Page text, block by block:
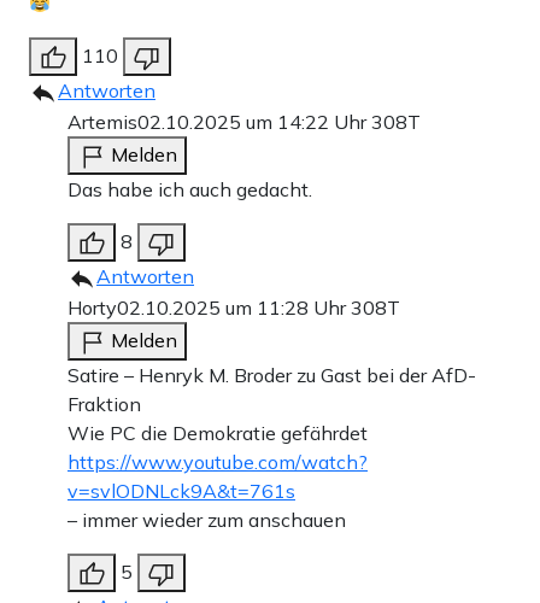
110
Antworten
Artemis02.10.2025 um 14:22 Uhr308T
Melden
Das habe ich auch gedacht.
8
Antworten
Horty02.10.2025 um 11:28 Uhr308T
Melden
Satire – Henryk M. Broder zu Gast bei der AfD-
Fraktion
Wie PC die Demokratie gefährdet
https://www.youtube.com/watch?
v=svlODNLck9A&t=761s
– immer wieder zum anschauen
5